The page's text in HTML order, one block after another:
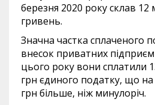
березня 2020 року склав 12
гривень.
Значна частка сплаченого
внесок приватних
цього року вони сплатили
грн єдиного податку, що
грн більше, ніж минулоріч.